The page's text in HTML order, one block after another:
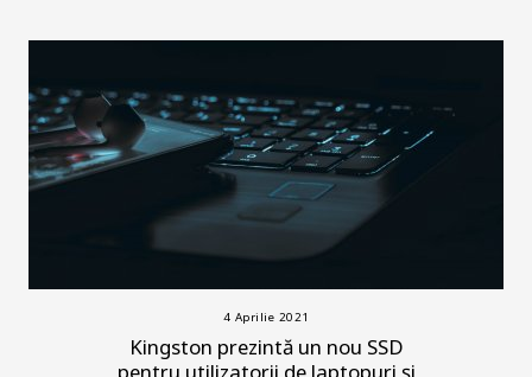
4 Aprilie 2021
Kingston prezintă un nou SSD
pentru utilizatorii de laptopuri și